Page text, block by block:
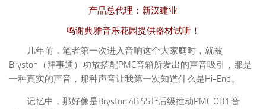
产品总代理：新汉建业
鸣谢典雅音乐花园提供器材试听！
几年前，笔者第一次进入音响这个大家庭时，就被
Bryston（拜事通）功放搭配PMC音箱所发出的声音吸引，那是
一种真实的声音，那种声音让我第一次知道什么是Hi-End。
记忆中，那好像是Bryston 4B SST2后级推动PMC OB1i音